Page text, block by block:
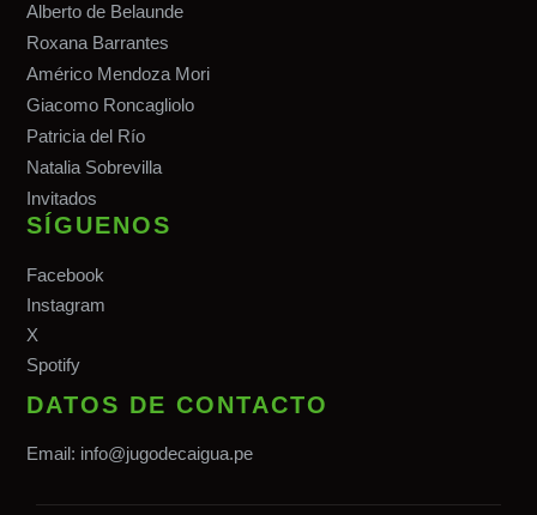
Alberto de Belaunde
Roxana Barrantes
Américo Mendoza Mori
Giacomo Roncagliolo
Patricia del Río
Natalia Sobrevilla
Invitados
SÍGUENOS
Facebook
Instagram
X
Spotify
DATOS DE CONTACTO
Email: info@jugodecaigua.pe